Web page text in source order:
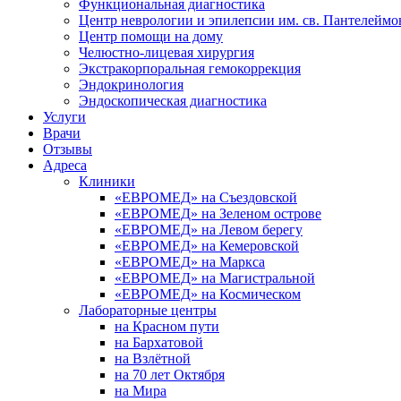
Функциональная диагностика
Центр неврологии и эпилепсии им. св.
Центр помощи на дому
Челюстно-лицевая хирургия
Экстракорпоральная гемокоррекция
Эндокринология
Эндоскопическая диагностика
Услуги
Врачи
Отзывы
Адреса
Клиники
«ЕВРОМЕД» на Съездовской
«ЕВРОМЕД» на Зеленом острове
«ЕВРОМЕД» на Левом берегу
«ЕВРОМЕД» на Кемеровской
«ЕВРОМЕД» на Маркса
«ЕВРОМЕД» на Магистральной
«ЕВРОМЕД» на Космическом
Лабораторные центры
на Красном пути
на Бархатовой
на Взлётной
на 70 лет Октября
на Мира